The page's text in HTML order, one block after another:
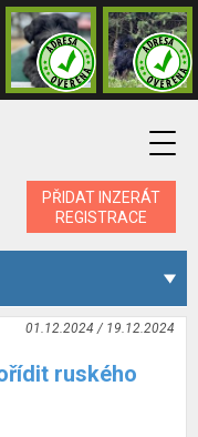
PŘIDAT INZERÁT
REGISTRACE
01.12.2024 / 19.12.2024
ruského